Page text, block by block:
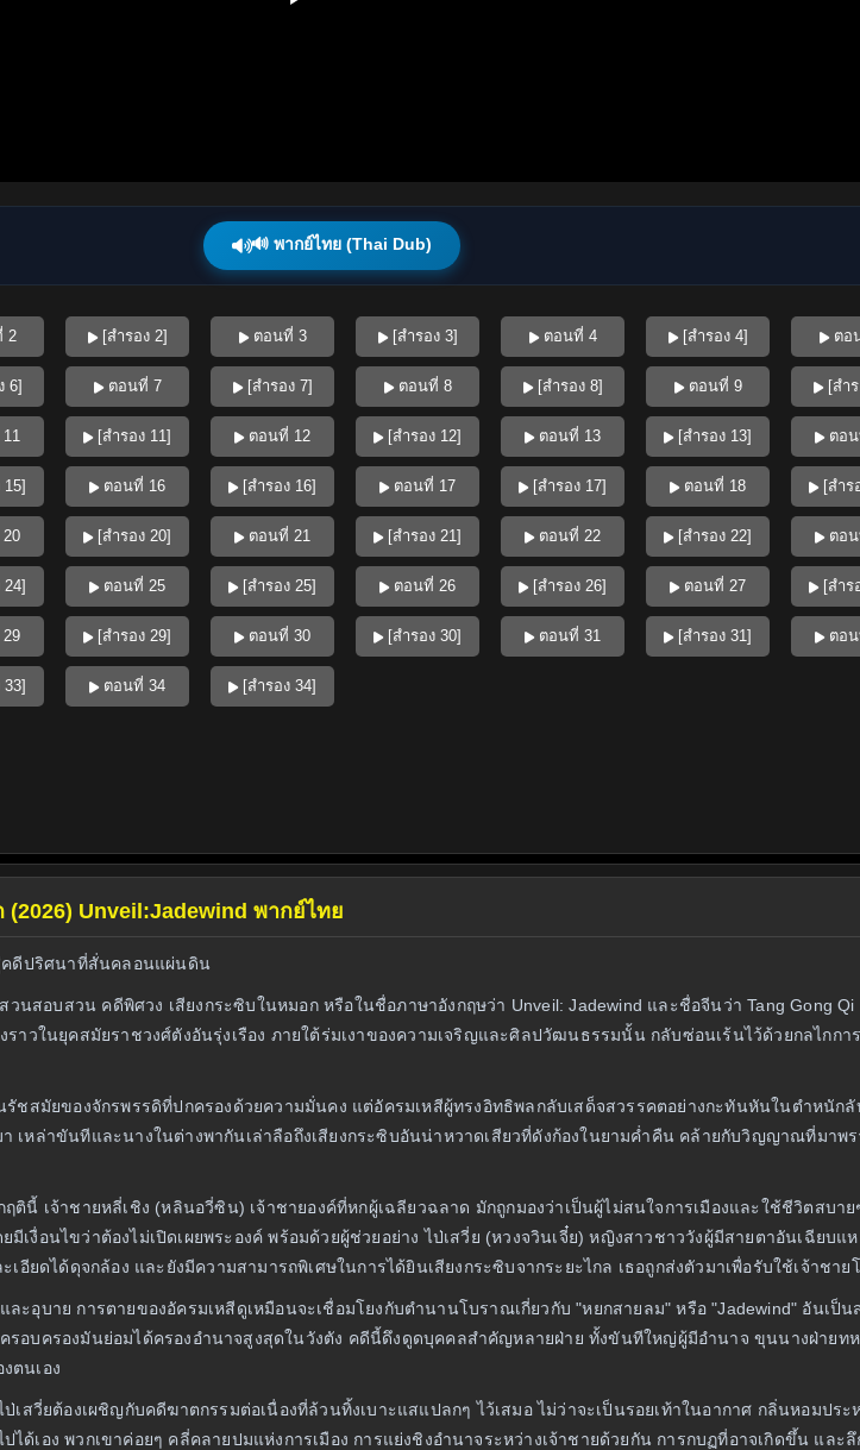
🔊 พากย์ไทย (Thai Dub)
2 [สำรอง 2] ตอนที่ 3 [สำรอง 3] ตอนที่ 4 [สำรอง 4] ตอ
6] ตอนที่ 7 [สำรอง 7] ตอนที่ 8 [สำรอง 8] ตอนที่ 9 [สำร
[สำรอง 11] ตอนที่ 12 [สำรอง 12] ตอนที่ 13 [สำรอง 13] ตอ
15] ตอนที่ 16 [สำรอง 16] ตอนที่ 17 [สำรอง 17] ตอนที่ 18 [สำร
[สำรอง 20] ตอนที่ 21 [สำรอง 21] ตอนที่ 22 [สำรอง 22] ตอ
24] ตอนที่ 25 [สำรอง 25] ตอนที่ 26 [สำรอง 26] ตอนที่ 27 [สำร
[สำรอง 29] ตอนที่ 30 [สำรอง 30] ตอนที่ 31 [สำรอง 31] ตอ
33] ตอนที่ 34 [สำรอง 34]
(2026) Unveil:Jadewind พากย์ไทย
คดีปริศนาที่สั่นคลอนแผ่นดิน
สอบสวน คดีพิศวง เสียงกระซิบในหมอก หรือในชื่อภาษาอังกฤษว่า Unveil: Jadewind และชื่อจีนว่า Tang Gong Qi
งราวในยุคสมัยราชวงศ์ตังอันรุ่งเรือง ภายใต้ร่มเงาของความเจริญและศิลปวัฒนธรรมนั้น กลับซ่อนเร้นไว้ด้วยกลไกก
รัชสมัยของจักรพรรดิที่ปกครองด้วยความมั่นคง แต่อัครมเหสีผู้ทรงอิทธิพลกลับเสด็จสวรรคตอย่างกะทันหันในตำหนัก
เหล่าขันทีและนางในต่างพากันเล่าลือถึงเสียงกระซิบอันน่าหวาดเสียวที่ดังก้องในยามค่ำคืน คล้ายกับวิญญาณที่มาพ
นี้ เจ้าชายหลี่เชิง (หลินอวี่ซิน) เจ้าชายองค์ที่หกผู้เฉลียวฉลาด มักถูกมองว่าเป็นผู้ไม่สนใจการเมืองและใช้ชีวิตสบาย
เงื่อนไขว่าต้องไม่เปิดเผยพระองค์ พร้อมด้วยผู้ช่วยอย่าง ไป่เสวี่ย (หวงจวินเจี๋ย) หญิงสาวชาววังผู้มีสายตาอันเฉียบแ
เอียดได้ดุจกล้อง และยังมีความสามารถพิเศษในการได้ยินเสียงกระซิบจากระยะไกล เธอถูกส่งตัวมาเพื่อรับใช้เจ้าชา
ะอุบาย การตายของอัครมเหสีดูเหมือนจะเชื่อมโยงกับตำนานโบราณเกี่ยวกับ "หยกสายลม" หรือ "Jadewind" อันเป็
รอบครองมันย่อมได้ครองอำนาจสูงสุดในวังตัง คดีนี้ดึงดูดบุคคลสำคัญหลายฝ่าย ทั้งขันทีใหญ่ผู้มีอำนาจ ขุนนางฝ่ายท
ตนเอง
ป่เสวี่ยต้องเผชิญกับคดีฆาตกรรมต่อเนื่องที่ล้วนทิ้งเบาะแสแปลกๆ ไว้เสมอ ไม่ว่าจะเป็นรอยเท้าในอากาศ กลิ่นหอมปร
ได้เอง พวกเขาค่อยๆ คลี่คลายปมแห่งการเมือง การแย่งชิงอำนาจระหว่างเจ้าชายด้วยกัน การกบฏที่อาจเกิดขึ้น และ